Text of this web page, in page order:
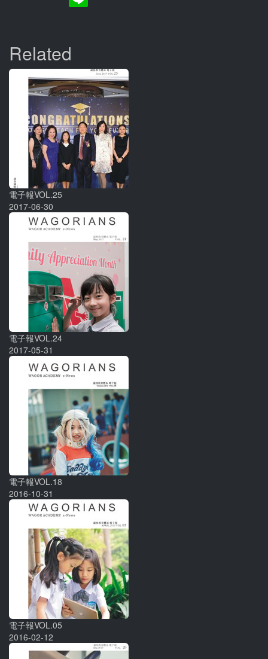
Related
電子報VOL.25
2017-06-30
電子報VOL.24
2017-05-31
電子報VOL.18
2016-10-31
電子報VOL.05
2016-02-12